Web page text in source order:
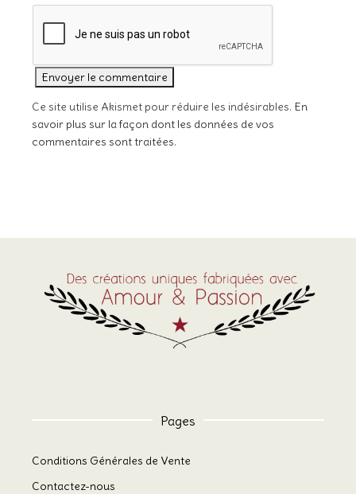
Ce site utilise Akismet pour réduire les indésirables. En
savoir plus sur la façon dont les données de vos
commentaires sont traitées.
Pages
Conditions Générales de Vente
Contactez-nous